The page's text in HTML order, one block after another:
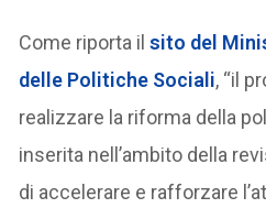
Come riporta ilsito del
delle Politiche Sociali, “il
realizzare la riforma della
inserita nell’ambito della
di accelerare e rafforzare